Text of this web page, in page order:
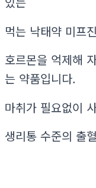
먹는 낙태약 미프
호르몬을 억제해
는 약품입니다.
마취가 필요없이
생리통 수준의 출